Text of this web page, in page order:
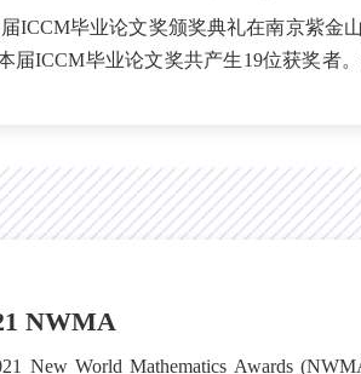
ICCM毕业论文奖颁奖典礼在南京紫
NWMA
New World Mathematics Awards